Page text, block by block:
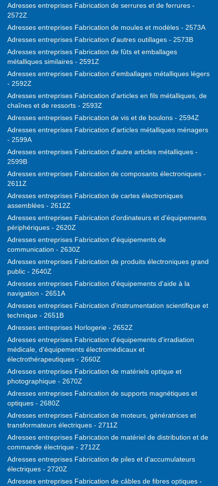
Adresses entreprises Fabrication de serrures et de ferrures -
2572Z
Adresses entreprises Fabrication de moules et modèles - 2573A
Adresses entreprises Fabrication d'autres outillages - 2573B
Adresses entreprises Fabrication de fûts et emballages
métalliques similaires - 2591Z
Adresses entreprises Fabrication d'emballages métalliques légers
- 2592Z
Adresses entreprises Fabrication d'articles en fils métalliques, de
chaînes et de ressorts - 2593Z
Adresses entreprises Fabrication de vis et de boulons - 2594Z
Adresses entreprises Fabrication d'articles métalliques ménagers
- 2599A
Adresses entreprises Fabrication d'autre articles métalliques -
2599B
Adresses entreprises Fabrication de composants électroniques -
2611Z
Adresses entreprises Fabrication de cartes électroniques
assemblées - 2612Z
Adresses entreprises Fabrication d'ordinateurs et d'équipements
périphériques - 2620Z
Adresses entreprises Fabrication d'équipements de
communication - 2630Z
Adresses entreprises Fabrication de produits électroniques grand
public - 2640Z
Adresses entreprises Fabrication d'équipements d'aide à la
navigation - 2651A
Adresses entreprises Fabrication d'instrumentation scientifique et
technique - 2651B
Adresses entreprises Horlogerie - 2652Z
Adresses entreprises Fabrication d'équipements d'irradiation
médicale, d'équipements électromédicaux et
électrothérapeutiques - 2660Z
Adresses entreprises Fabrication de matériels optique et
photographique - 2670Z
Adresses entreprises Fabrication de supports magnétiques et
optiques - 2680Z
Adresses entreprises Fabrication de moteurs, génératrices et
transformateurs électriques - 2711Z
Adresses entreprises Fabrication de matériel de distribution et de
commande électrique - 2712Z
Adresses entreprises Fabrication de piles et d'accumulateurs
électriques - 2720Z
Adresses entreprises Fabrication de câbles de fibres optiques -